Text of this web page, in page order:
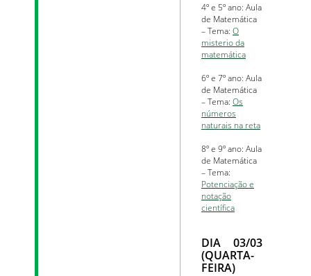
4º e 5º ano: Aula
de Matemática
– Tema: O
misterio da
matemática
6º e 7º ano: Aula
de Matemática
– Tema: Os
números
naturais na reta
8º e 9º ano: Aula
de Matemática
– Tema:
Potenciação e
notação
científica
DIA 03/03
(QUARTA-
FEIRA)